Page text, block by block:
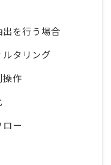
を行う場合
タリング
操作
ー